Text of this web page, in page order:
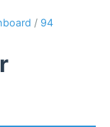
/ 94